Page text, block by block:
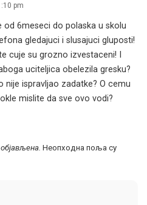
pm
od 6meseci do polaska u skolu
gledajuci i slusajuci gluposti!
cuje su grozno izvestaceni! I
uciteljica obelezila gresku?
nije ispravljao zadatke? O cemu
mislite da sve ovo vodi?
Неопходна поља су